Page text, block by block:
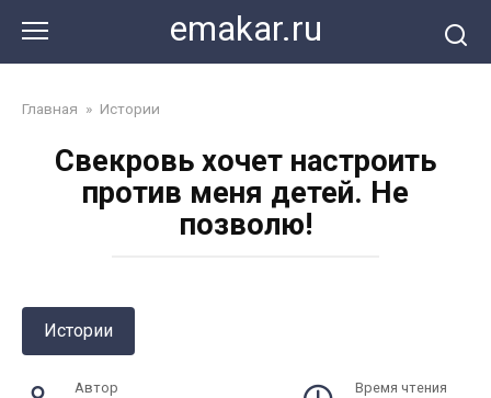
контенту
emakar.ru
Главная » Истории
Свекровь хочет настроить
против меня детей. Не
позволю!
Истории
Автор Время чтения